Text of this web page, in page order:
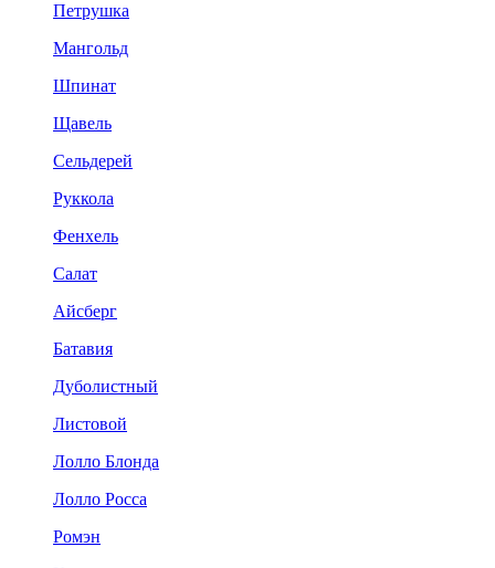
Петрушка
Мангольд
Шпинат
Щавель
Сельдерей
Руккола
Фенхель
Салат
Айсберг
Батавия
Дуболистный
Листовой
Лолло Блонда
Лолло Росса
Ромэн